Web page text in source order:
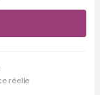
réelle